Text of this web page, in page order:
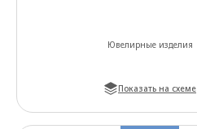
Ювелирные изделия
Показать на схеме